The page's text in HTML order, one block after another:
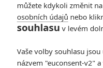
můžete kdykoli změnit
osobních údajů nebo
souhlasu v levém
Vaše volby souhlasu
názvem "euconsent-v2"